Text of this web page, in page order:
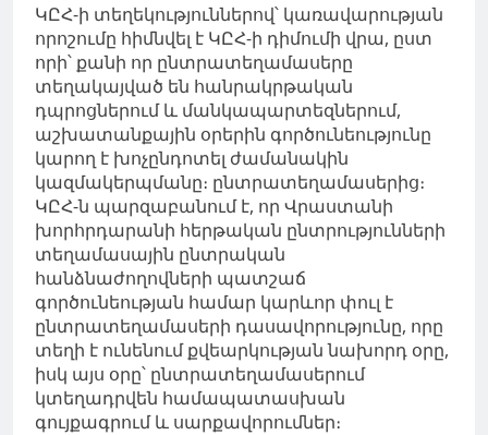
ԿԸՀ-ի տեղեկություններով՝ կառավարության
որոշումը հիմնվել է ԿԸՀ-ի դիմումի վրա, ըստ
որի՝ քանի որ ընտրատեղամասերը
տեղակայված են հանրակրթական
դպրոցներում և մանկապարտեզներում,
աշխատանքային օրերին գործունեությունը
կարող է խոչընդոտել ժամանակին
կազմակերպմանը։ ընտրատեղամասերից։
ԿԸՀ-ն պարզաբանում է, որ Վրաստանի
խորհրդարանի հերթական ընտրությունների
տեղամասային ընտրական
հանձնաժողովների պատշաճ
գործունեության համար կարևոր փուլ է
ընտրատեղամասերի դասավորությունը, որը
տեղի է ունենում քվեարկության նախորդ օրը,
իսկ այս օրը՝ ընտրատեղամասերում
կտեղադրվեն համապատասխան
գույքագրում և սարքավորումներ։